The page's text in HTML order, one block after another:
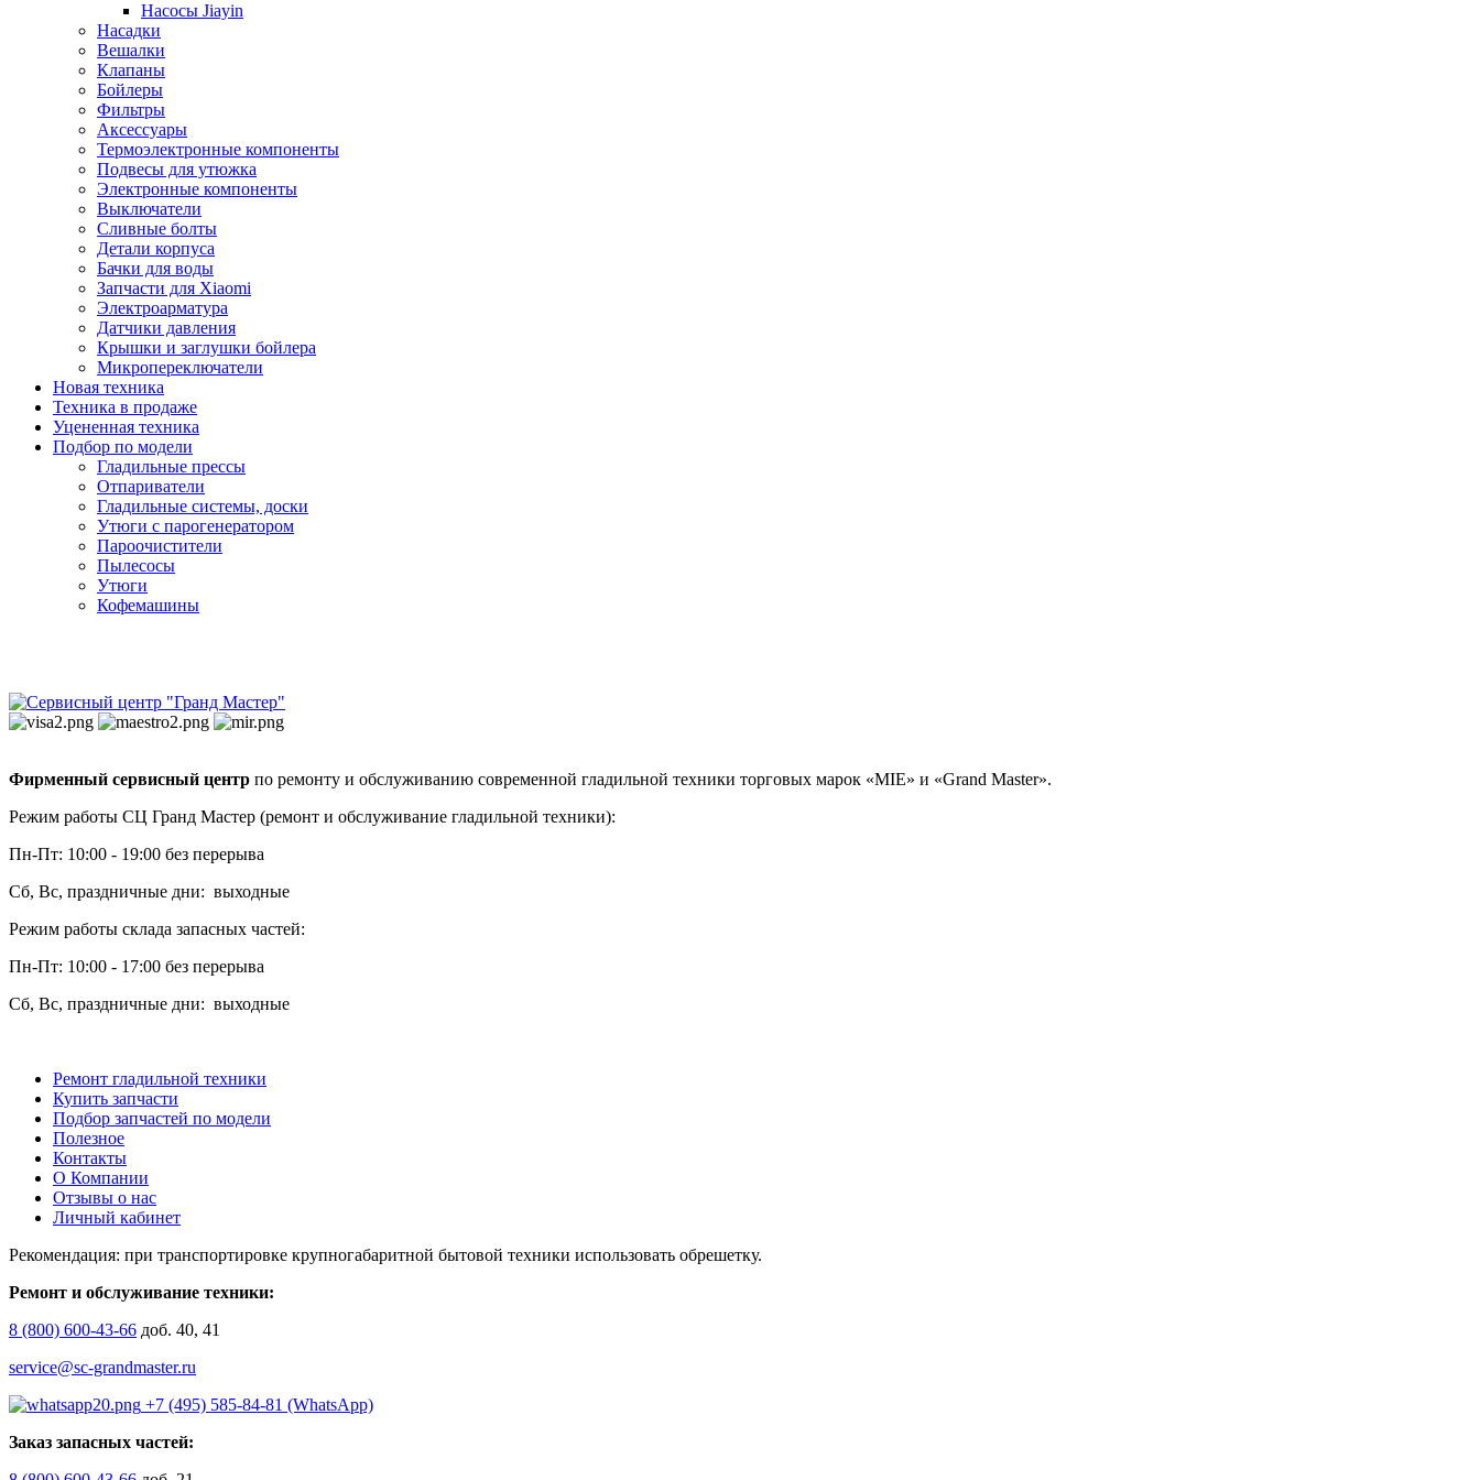
Насосы Jiayin
Насадки
Вешалки
Клапаны
Бойлеры
Фильтры
Аксессуары
Термоэлектронные компоненты
Подвесы для утюжка
Электронные компоненты
Выключатели
Сливные болты
Детали корпуса
Бачки для воды
Запчасти для Xiaomi
Электроарматура
Датчики давления
Крышки и заглушки бойлера
Микропереключатели
Новая техника
Техника в продаже
Уцененная техника
Подбор по модели
Гладильные прессы
Отпариватели
Гладильные системы, доски
Утюги с парогенератором
Пароочистители
Пылесосы
Утюги
Кофемашины
Фирменный сервисный центр по ремонту и обслуживанию современной гладильной техники торговых марок «MIE» и «Grand Master».
Режим работы СЦ Гранд Мастер (ремонт и обслуживание гладильной техники):
Пн-Пт: 10:00 - 19:00 без перерыва
Сб, Вс, праздничные дни: выходные
Режим работы склада запасных частей:
Пн-Пт: 10:00 - 17:00 без перерыва
Сб, Вс, праздничные дни: выходные
Ремонт гладильной техники
Купить запчасти
Подбор запчастей по модели
Полезное
Контакты
О Компании
Отзывы о нас
Личный кабинет
Рекомендация: при транспортировке крупногабаритной бытовой техники использовать обрешетку.
Ремонт и обслуживание техники:
8 (800) 600-43-66 доб. 40, 41
service@sc-grandmaster.ru
+7 (495) 585-84-81 (WhatsApp)
Заказ запасных частей: